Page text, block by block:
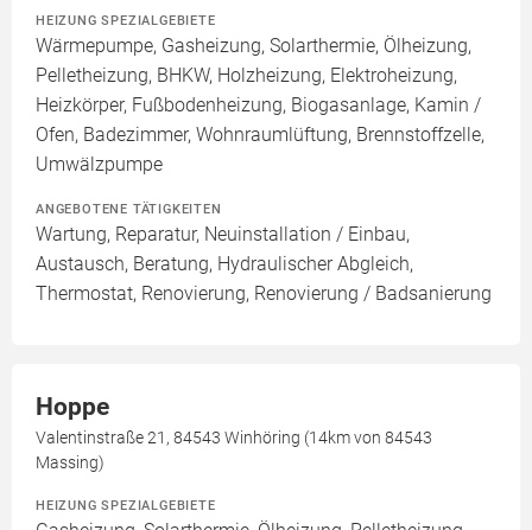
HEIZUNG SPEZIALGEBIETE
Wärmepumpe, Gasheizung, Solarthermie, Ölheizung,
Pelletheizung, BHKW, Holzheizung, Elektroheizung,
Heizkörper, Fußbodenheizung, Biogasanlage, Kamin /
Ofen, Badezimmer, Wohnraumlüftung, Brennstoffzelle,
Umwälzpumpe
ANGEBOTENE TÄTIGKEITEN
Wartung, Reparatur, Neuinstallation / Einbau,
Austausch, Beratung, Hydraulischer Abgleich,
Thermostat, Renovierung, Renovierung / Badsanierung
Hoppe
Valentinstraße 21, 84543 Winhöring (14km von 84543
Massing)
HEIZUNG SPEZIALGEBIETE